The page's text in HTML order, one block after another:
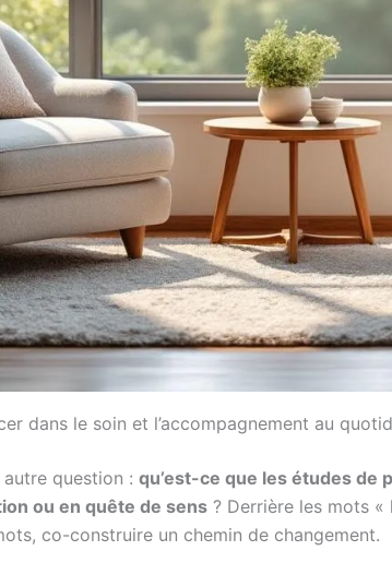
dans le soin et l’accompagnement au
question : qu’est-ce que les études de
ou en quête de sens ? Derrière les mots
co-construire un chemin de changement.